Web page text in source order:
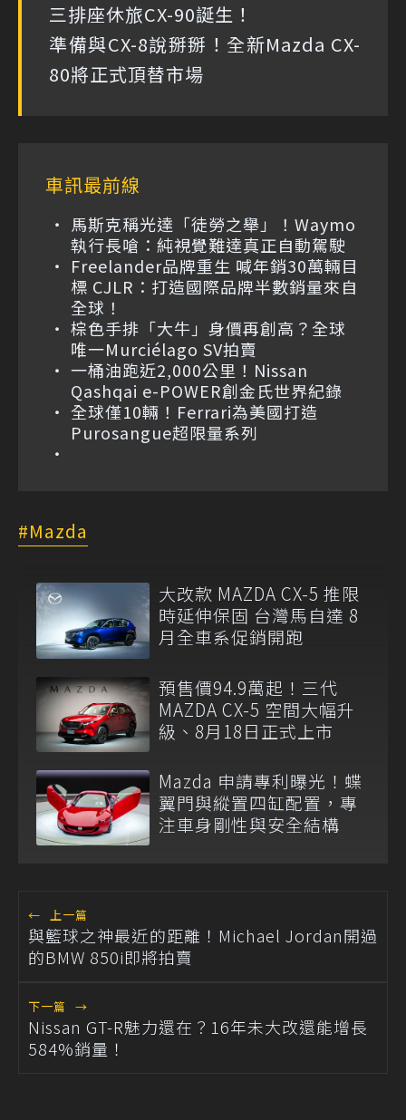
三排座休旅CX-90誕生！
準備與CX-8說掰掰！全新Mazda CX-
80將正式頂替市場
車訊最前線
馬斯克稱光達「徒勞之舉」！Waymo
執行長嗆：純視覺難達真正自動駕駛
Freelander品牌重生 喊年銷30萬輛目
標 CJLR：打造國際品牌半數銷量來自
全球！
棕色手排「大牛」身價再創高？全球
唯一Murciélago SV拍賣
一桶油跑近2,000公里！Nissan
Qashqai e-POWER創金氏世界紀錄
全球僅10輛！Ferrari為美國打造
Purosangue超限量系列
Mazda
大改款 MAZDA CX-5 推限
時延伸保固 台灣馬自達 8
月全車系促銷開跑
預售價94.9萬起！三代
MAZDA CX-5 空間大幅升
級、8月18日正式上市
Mazda 申請專利曝光！蝶
翼門與縱置四缸配置，專
注車身剛性與安全結構
← 上一篇
與籃球之神最近的距離！Michael Jordan開過
的BMW 850i即將拍賣
下一篇 →
Nissan GT-R魅力還在？16年未大改還能增長
584%銷量！